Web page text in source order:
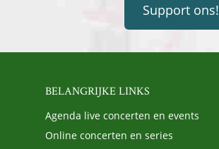
Support ons!
BELANGRIJKE LINKS
Agenda live concerten en events
Online concerten en series